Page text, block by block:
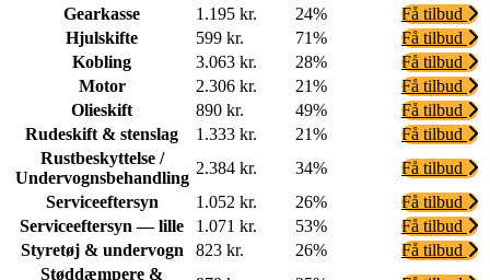
Gearkasse
1.195 kr. 24%
Få tilbud
Hjulskifte
599 kr. 71%
Få tilbud
Kobling
3.063 kr. 28%
Få tilbud
Motor
2.306 kr. 21%
Få tilbud
Olieskift
890 kr. 49%
Få tilbud
Rudeskift & stenslag
1.333 kr. 21%
Få tilbud
Rustbeskyttelse /
Undervognsbehandling
2.384 kr. 34%
Få tilbud
Serviceeftersyn
1.052 kr. 26%
Få tilbud
Serviceeftersyn — lille
1.071 kr. 53%
Få tilbud
Styretøj & undervogn
823 kr. 26%
Få tilbud
Støddæmpere &